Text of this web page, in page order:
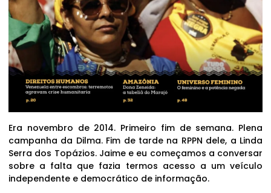
Era novembro de 2014. Primeiro fim de semana. Plena
campanha da Dilma. Fim de tarde na RPPN dele, a Linda
Serra dos Topázios. Jaime e eu começamos a conversar
sobre a falta que fazia termos acesso a um veículo
independente e democrático de informação.